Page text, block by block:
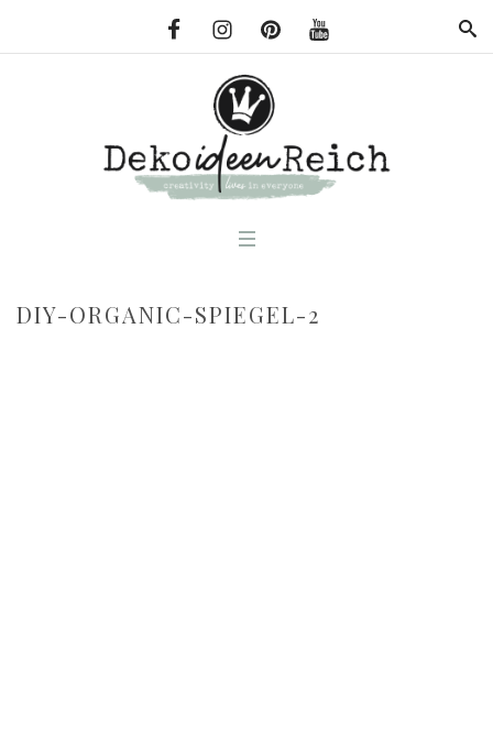
DIY-ORGANIC-SPIEGEL-2